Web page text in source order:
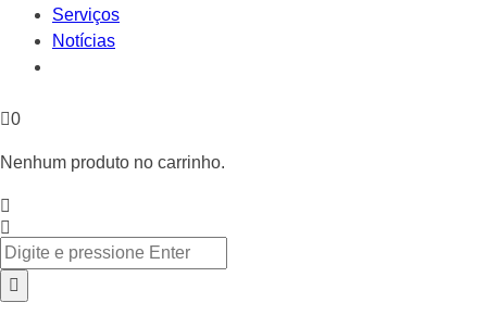
Serviços
Notícias
0
Nenhum produto no carrinho.